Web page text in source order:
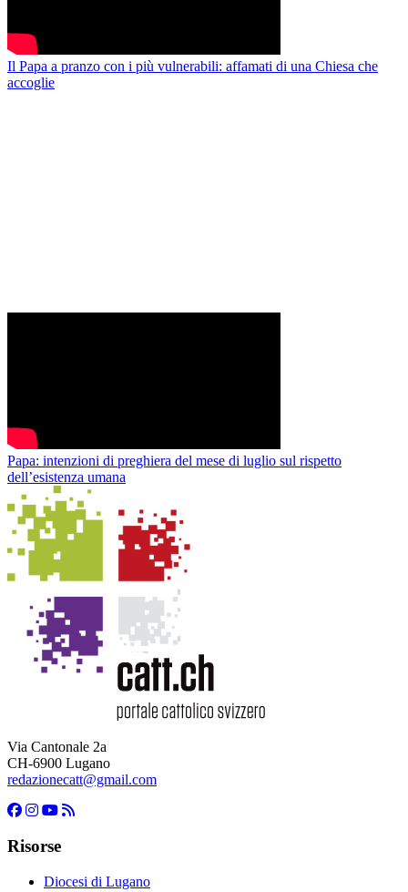
Il Papa a pranzo con i più vulnerabili: affamati di una Chiesa che
accoglie
Papa: intenzioni di preghiera del mese di luglio sul rispetto
dell’esistenza umana
Via Cantonale 2a
CH-6900 Lugano
redazionecatt@gmail.com
Risorse
Diocesi di Lugano